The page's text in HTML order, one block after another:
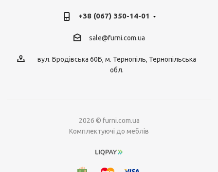
+38 (067) 350-14-01
sale@furni.com.ua
вул. Бродівська 60Б, м. Тернопіль, Тернопільська
обл.
2026 © furni.com.ua
Комплектуючі до меблів